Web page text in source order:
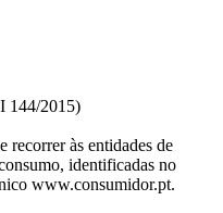
2015)
recorrer às entidades de
identificadas no
www.consumidor.pt.